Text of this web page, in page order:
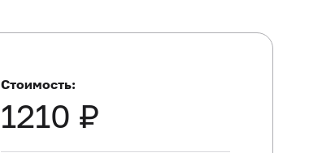
Стоимость:
1210 ₽